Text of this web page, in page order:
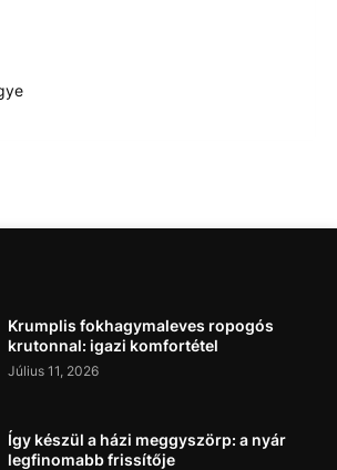
Krumplis fokhagymaleves ropogós
krutonnal: igazi komfortétel
Július 11, 2026
Így készül a házi meggyszörp: a nyár
legfinomabb frissítője